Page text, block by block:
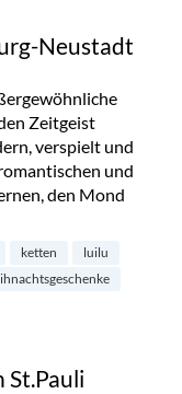
Neustadt
Zeitgeist
verspielt und
und
den Mond
Tour in Hamburg-
ketten
luilu
St.Pauli